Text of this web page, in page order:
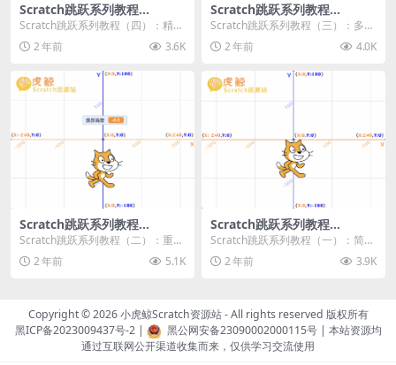
Scratch跳跃系列教程
（四）：精准着陆
Scratch跳跃系列教程（四）：精准
着陆 作者：小虎鲸Scratch资源站
... 2 年前 3.6K
Scratch跳跃系列教程
（三）：多段跳跃
Scratch跳跃系列教程（三）：多段
跳跃 作者：小虎鲸Scratch资源站
连...2 年前 4.0K
Scratch跳跃系列教程
（二）：重力跳跃
Scratch跳跃系列教程（二）：重力
跳跃 作者：小虎鲸Scratch资源站
按...2 年前 5.1K
Scratch跳跃系列教程
（一）：简单跳跃
Scratch跳跃系列教程（一）：简单
跳跃 作者：小虎鲸Scratch资源站
按...2 年前 3.9K
Copyright © 2026小虎鲸Scratch资源站- All rights reserved 版权所有
黑ICP备2023009437号-2| 黑公网安备23090002000115号| 本站资源均
通过互联网公开渠道收集而来，仅供学习交流使用